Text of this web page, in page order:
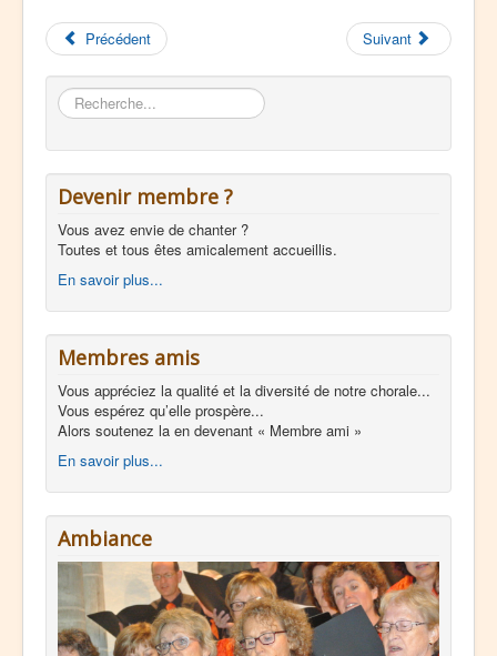
Précédent Suivant
Rechercher
Devenir membre ?
Vous avez envie de chanter ?
Toutes et tous êtes amicalement accueillis.
En savoir plus...
Membres amis
Vous appréciez la qualité et la diversité de notre chorale...
Vous espérez qu’elle prospère...
Alors soutenez la en devenant « Membre ami »
En savoir plus...
Ambiance